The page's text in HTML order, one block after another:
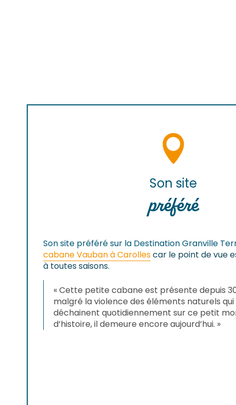
Son site
préféré
Son site préféré sur la Destination Granville
cabane Vauban à Carollescar le point de vue
à toutes saisons.
« Cette petite cabane est présente depuis
malgré la violence des éléments naturels qui
déchainent quotidiennement sur ce petit
d’histoire, il demeure encore aujourd’hui. »